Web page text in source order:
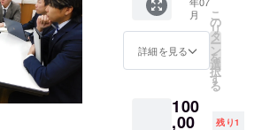
ジナル
券をお
渡しし
ます。
きませ
ん。
分 ・提
供方
法：
メール
す。 上
柳祭オ
11 模擬
店商品
３品提
供（ご
来場い
ただい
定）
（１）
月
詳細を見る
こ
の
リ
タ
ー
ン
を
選
択
す
る
100
,00 残り1